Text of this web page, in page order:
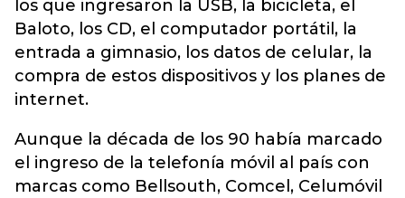
los que ingresaron la USB, la bicicleta, el
Baloto, los CD, el computador portátil, la
entrada a gimnasio, los datos de celular, la
compra de estos dispositivos y los planes de
internet.
Aunque la década de los 90 había marcado
el ingreso de la telefonía móvil al país con
marcas como Bellsouth, Comcel, Celumóvil